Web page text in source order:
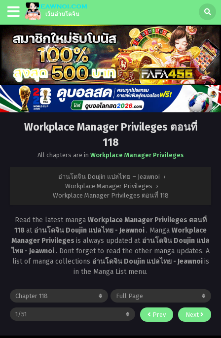
Workplace Manager Privileges ตอนที่
118
All chapters are in Workplace Manager Privileges
อ่านโดจิน Doujin แปลไทย – Jeawnoi ›
Workplace Manager Privileges ›
Workplace Manager Privileges ตอนที่ 118
Read the latest manga Workplace Manager Privileges ตอนที่
118at อ่านโดจิน Doujin แปลไทย - Jeawnoi . Manga Workplace
Manager Privileges is always updated at อ่านโดจิน Doujin แปล
ไทย - Jeawnoi . Dont forget to read the other manga updates. A
list of manga collections อ่านโดจิน Doujin แปลไทย - Jeawnoiis
in the Manga List menu.
Prev Next